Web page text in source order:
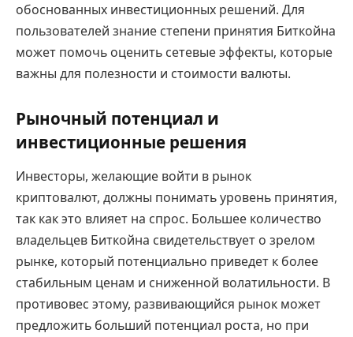
обоснованных инвестиционных решений. Для
пользователей знание степени принятия Биткойна
может помочь оценить сетевые эффекты, которые
важны для полезности и стоимости валюты.
Рыночный потенциал и
инвестиционные решения
Инвесторы, желающие войти в рынок
криптовалют, должны понимать уровень принятия,
так как это влияет на спрос. Большее количество
владельцев Биткойна свидетельствует о зрелом
рынке, который потенциально приведет к более
стабильным ценам и сниженной волатильности. В
противовес этому, развивающийся рынок может
предложить больший потенциал роста, но при